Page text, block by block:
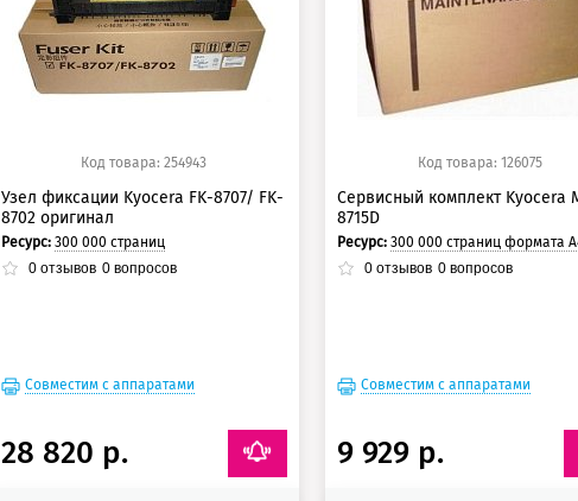
150 баллов
Код товара: 254943
Узел фиксации Kyocera FK-8707/ FK-
8702 оригинал
Ресурс: 300 000 страниц
0отзывов 0вопросов
Совместим с аппаратами
28 820 р.
150 баллов
Код товара: 126075
Сервисный комплект Kyocera
8715D
Ресурс:300 000 страниц формата А4 при 5% заполнении
0 отзывов 0 вопросов
Совместим с аппаратами
9 929 р.